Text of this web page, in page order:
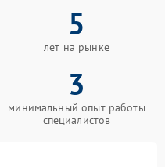
5
лет на рынке
3
минимальный опыт работы
специалистов